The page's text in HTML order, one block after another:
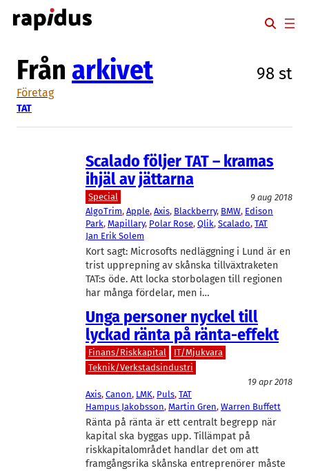
Hoppa
till
Från arkivet 98 st
Företag
TAT
Scalado följer TAT – kramas
ihjäl av jättarna
Special
9 aug 2018
AlgoTrim, Apple, Axis, Blackberry, BMW, Edison
Park, Mapillary, Polar Rose, Qlik, Scalado, TAT
Jan Erik Solem
Kort sagt: Microsofts nedläggning i Lund är en
trist upprepning av skånska tillväxtraketen
TAT:s öde. Att locka storbolagen till regionen
har många fördelar, men i…
Unga personer nyckel till
lyckad ränta på ränta-effekt
Finans/Riskkapital
IT/Mjukvara
Teknik/Verkstadsindustri
19 apr 2018
Axis, Canon, LMK, Puls, TAT
Hampus Jakobsson, Martin Gren, Warren Buffett
Ränta på ränta är ett centralt begrepp när
kapital ska byggas upp. Tillämpat på
riskkapitalområdet handlar det om att
framgångsrika skånska entreprenörer måste